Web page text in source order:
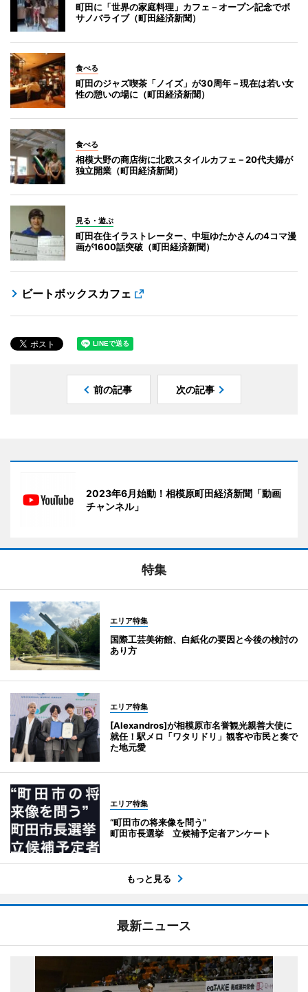
町田に「世界の家庭料理」カフェ－オープン記念でボ
サノバライブ（町田経済新聞）
食べる
町田のジャズ喫茶「ノイズ」が30周年－現在は若い女
性の憩いの場に（町田経済新聞）
食べる
相模大野の商店街に北欧スタイルカフェ－20代夫婦が
独立開業（町田経済新聞）
見る・遊ぶ
町田在住イラストレーター、中垣ゆたかさんの4コマ漫
画が1600話突破（町田経済新聞）
ビートボックスカフェ
前の記事 次の記事
2023年6月始動！相模原町田経済新聞「動画
チャンネル」
特集
エリア特集
国際工芸美術館、白紙化の要因と今後の検討の
あり方
エリア特集
[Alexandros]が相模原市名誉観光親善大使に
就任！駅メロ「ワタリドリ」観客や市民と奏で
た地元愛
エリア特集
“町田市の将来像を問う”
町田市長選挙 立候補予定者アンケート
もっと見る
最新ニュース